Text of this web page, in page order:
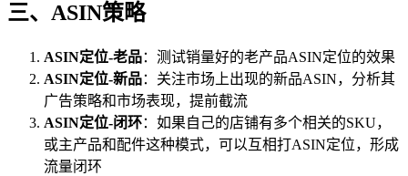
三、ASIN策略
ASIN定位-老品：测试销量好的老产品ASIN定位的效果
ASIN定位-新品：关注市场上出现的新品ASIN，分析其
广告策略和市场表现，提前截流
ASIN定位-闭环：如果自己的店铺有多个相关的SKU，
或主产品和配件这种模式，可以互相打ASIN定位，形成
流量闭环